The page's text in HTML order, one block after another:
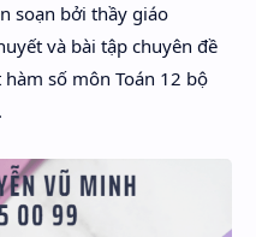
soạn bởi thầy giáo
và bài tập chuyên đề
số môn Toán 12 bộ